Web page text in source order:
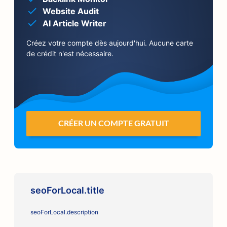
Website Audit
AI Article Writer
Créez votre compte dès aujourd'hui. Aucune carte
de crédit n'est nécessaire.
CRÉER UN COMPTE GRATUIT
seoForLocal.title
seoForLocal.description